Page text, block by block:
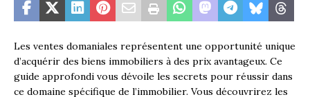
Les ventes domaniales représentent une opportunité unique
d’acquérir des biens immobiliers à des prix avantageux. Ce
guide approfondi vous dévoile les secrets pour réussir dans
ce domaine spécifique de l’immobilier. Vous découvrirez les